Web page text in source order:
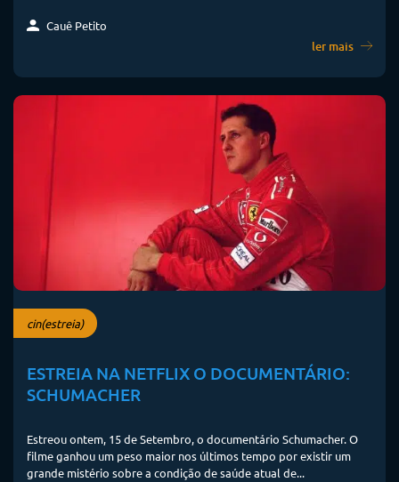
Cauê Petito
ler mais
cin(estreia)
ESTREIA NA NETFLIX O DOCUMENTÁRIO:
SCHUMACHER
Estreou ontem, 15 de Setembro, o documentário Schumacher. O
filme ganhou um peso maior nos últimos tempo por existir um
grande mistério sobre a condição de saúde atual de...